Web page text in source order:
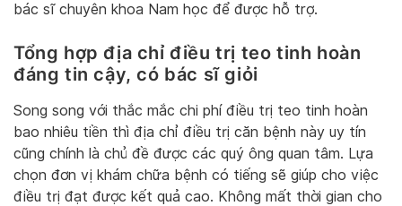
bác sĩ chuyên khoa Nam học để được hỗ trợ.
Tổng hợp địa chỉ điều trị teo tinh hoàn
đáng tin cậy, có bác sĩ giỏi
Song song với thắc mắc chi phí điều trị teo tinh hoàn
bao nhiêu tiền thì địa chỉ điều trị căn bệnh này uy tín
cũng chính là chủ đề được các quý ông quan tâm. Lựa
chọn đơn vị khám chữa bệnh có tiếng sẽ giúp cho việc
điều trị đạt được kết quả cao. Không mất thời gian cho